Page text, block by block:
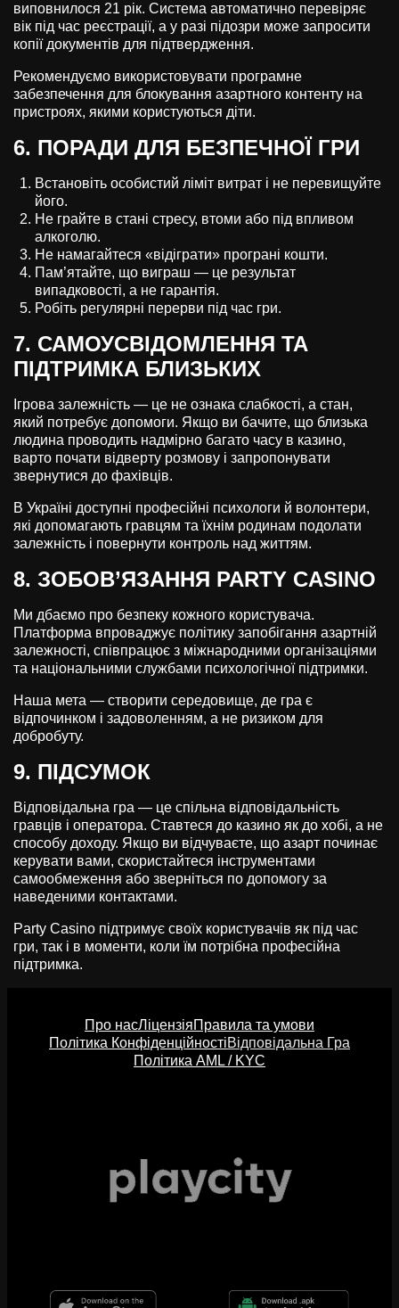
виповнилося 21 рік. Система автоматично перевіряє
вік під час реєстрації, а у разі підозри може запросити
копії документів для підтвердження.
Рекомендуємо використовувати програмне
забезпечення для блокування азартного контенту на
пристроях, якими користуються діти.
6. ПОРАДИ ДЛЯ БЕЗПЕЧНОЇ ГРИ
Встановіть особистий ліміт витрат і не перевищуйте
його.
Не грайте в стані стресу, втоми або під впливом
алкоголю.
Не намагайтеся «відіграти» програні кошти.
Пам’ятайте, що виграш — це результат
випадковості, а не гарантія.
Робіть регулярні перерви під час гри.
7. САМОУСВІДОМЛЕННЯ ТА
ПІДТРИМКА БЛИЗЬКИХ
Ігрова залежність — це не ознака слабкості, а стан,
який потребує допомоги. Якщо ви бачите, що близька
людина проводить надмірно багато часу в казино,
варто почати відверту розмову і запропонувати
звернутися до фахівців.
В Україні доступні професійні психологи й волонтери,
які допомагають гравцям та їхнім родинам подолати
залежність і повернути контроль над життям.
8. ЗОБОВ’ЯЗАННЯ PARTY CASINO
Ми дбаємо про безпеку кожного користувача.
Платформа впроваджує політику запобігання азартній
залежності, співпрацює з міжнародними організаціями
та національними службами психологічної підтримки.
Наша мета — створити середовище, де гра є
відпочинком і задоволенням, а не ризиком для
добробуту.
9. ПІДСУМОК
Відповідальна гра — це спільна відповідальність
гравців і оператора. Ставтеся до казино як до хобі, а не
способу доходу. Якщо ви відчуваєте, що азарт починає
керувати вами, скористайтеся інструментами
самообмеження або зверніться по допомогу за
наведеними контактами.
Party Casino підтримує своїх користувачів як під час
гри, так і в моменти, коли їм потрібна професійна
підтримка.
Про насЛіцензіяПравила та умови
Політика КонфіденційностіВідповідальна Гра
Політика AML / KYC